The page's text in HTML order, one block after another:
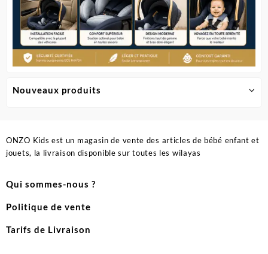
Nouveaux produits
ONZO Kids est un magasin de vente des articles de bébé enfant et
jouets, la livraison disponible sur toutes les wilayas
Qui sommes-nous ?
Politique de vente
Tarifs de Livraison